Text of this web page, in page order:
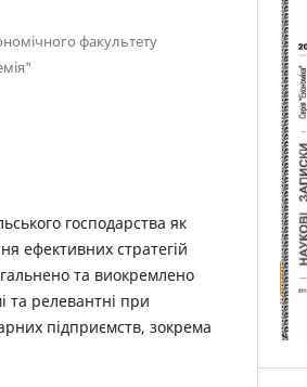
факультету
господарства як
ефективних стратегій
та виокремлено
та релевантні при
підприємств, зокрема